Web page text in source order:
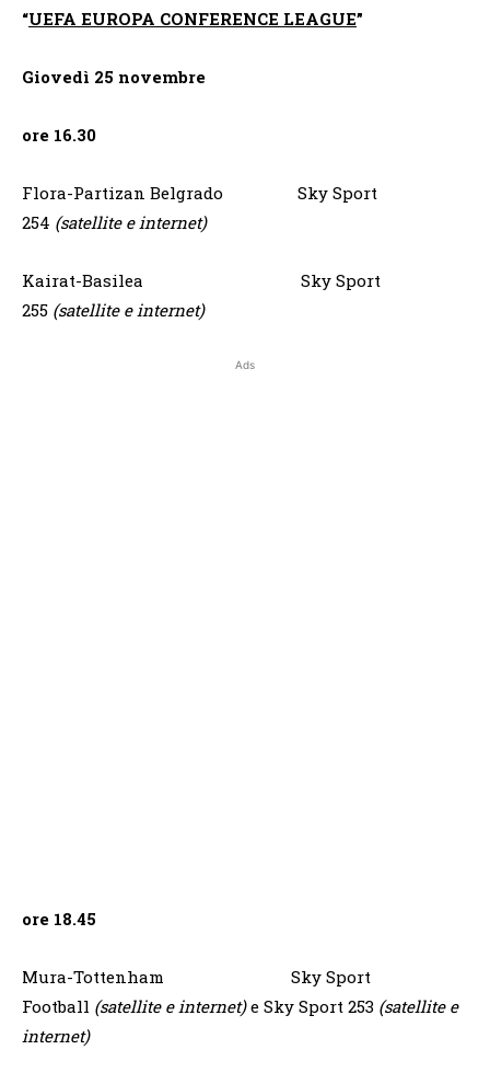
“UEFA EUROPA CONFERENCE LEAGUE”
Giovedì 25 novembre
ore 16.30
Flora-Partizan Belgrado Sky Sport
254 (satellite e internet)
Kairat-Basilea Sky Sport
255 (satellite e internet)
Ads
ore 18.45
Mura-Tottenham Sky Sport
Football (satellite e internet)e Sky Sport 253 (satellite e
internet)